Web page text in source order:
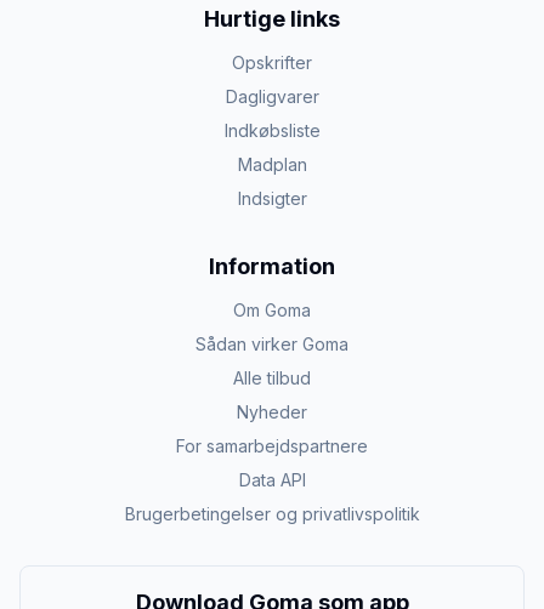
Hurtige links
Opskrifter
Dagligvarer
Indkøbsliste
Madplan
Indsigter
Information
Om Goma
Sådan virker Goma
Alle tilbud
Nyheder
For samarbejdspartnere
Data API
Brugerbetingelser og privatlivspolitik
Download Goma som app